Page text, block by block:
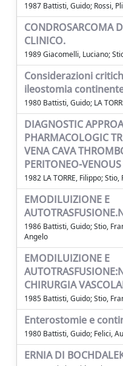
1987 Battisti, Guido; Rossi,
CONDROSARCOMA
CLINICO.
1989 Giacomelli, Luciano;
Considerazioni
ileostomia
1980 Battisti, Guido; LA
DIAGNOSTIC
PHARMACOLOGIC
VENA CAVA
PERITONEO-
1982 LA TORRE, Filippo;
EMODILUIZIONE E
1986 Battisti, Guido; Stio,
Angelo
EMODILUIZIONE E
CHIRURGIA
1985 Battisti, Guido; Stio,
Enterostomie e
1980 Battisti, Guido; Felici,
ERNIA DI